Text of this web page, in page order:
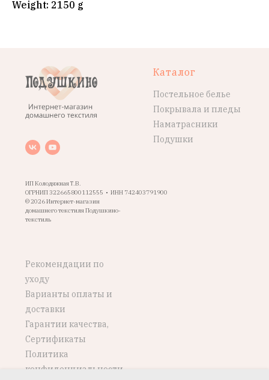
Weight: 2150 g
ИП Колодяжная Т.В.
ОГРНИП 322665800112555 • ИНН 742403791900
© 2026 Интернет-магазин
домашнего текстиля Подушкино-
текстиль
Каталог
Постельное белье
Покрывала и пледы
Наматрасники
Подушки
Рекомендации по
уходу
Варианты оплаты и
доставки
Гарантии качества,
Сертификаты
Политика
конфиденциальности